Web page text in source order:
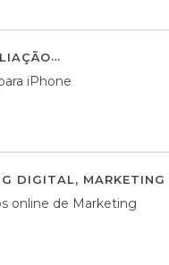
iPhone
DIGITAL,
online de Marketing